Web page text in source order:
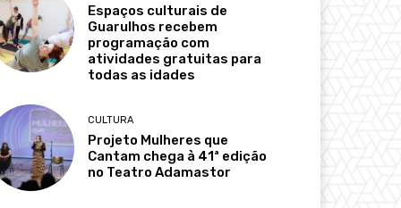
Espaços culturais de
Guarulhos recebem
programação com
atividades gratuitas para
todas as idades
CULTURA
Projeto Mulheres que
Cantam chega à 41ª edição
no Teatro Adamastor